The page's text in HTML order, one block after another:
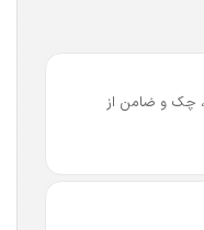
چک و ضامن از